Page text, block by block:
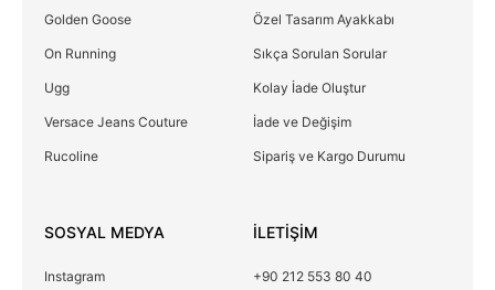
Golden Goose
On Running
Ugg
Versace Jeans Couture
Rucoline
Özel Tasarım Ayakkabı
Sıkça Sorulan Sorular
Kolay İade Oluştur
İade ve Değişim
Sipariş ve Kargo Durumu
SOSYAL MEDYA
Instagram
İLETİŞİM
+90 212 553 80 40